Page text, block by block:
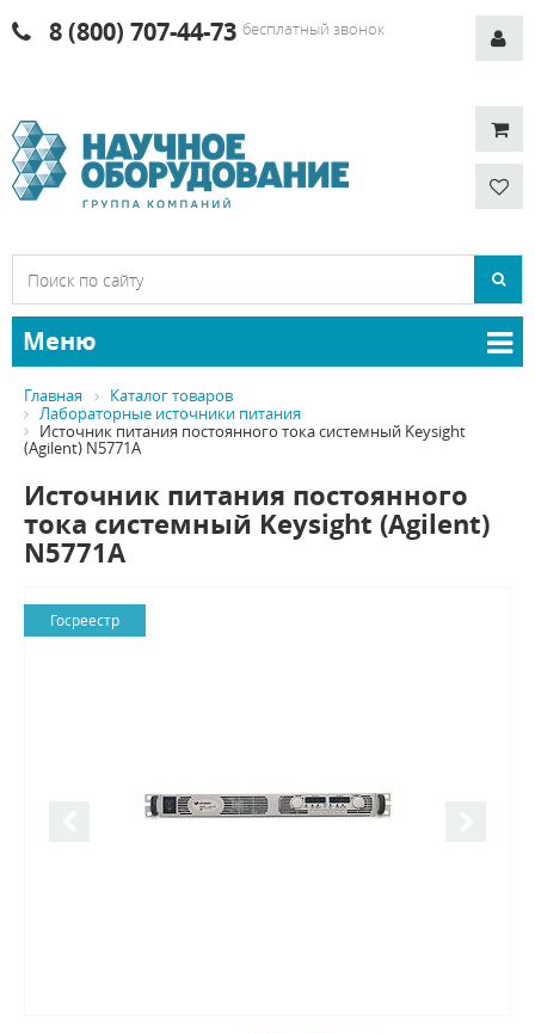
8 (800) 707-44-73 бесплатный звонок
Меню
Главная
Каталог товаров
Лабораторные источники питания
Источник питания постоянного тока системный Keysight
(Agilent) N5771A
Источник питания постоянного
тока системный Keysight (Agilent)
N5771A
Госреестр